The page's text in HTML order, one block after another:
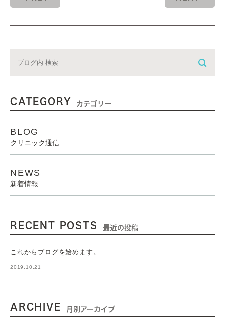
CATEGORY カテゴリー
BLOG
クリニック通信
NEWS
新着情報
RECENT POSTS 最近の投稿
これからブログを始めます。
2019.10.21
ARCHIVE 月別アーカイブ